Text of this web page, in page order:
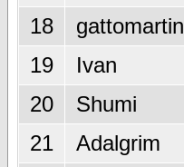
18
gattomartin
19
Ivan
20
Shumi
21
Adalgrim